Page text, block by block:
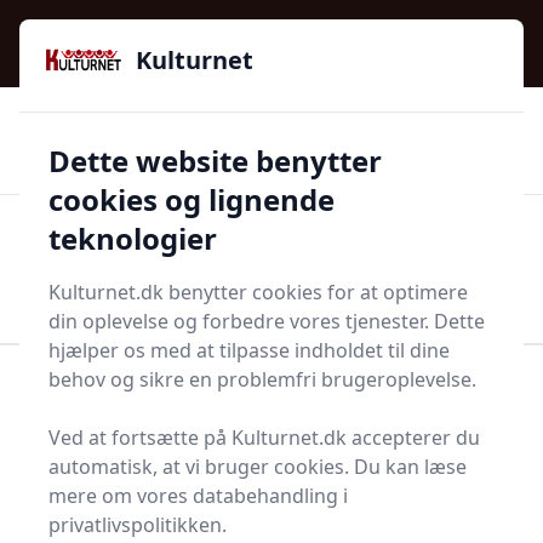
Kulturnet - Alt Det Gode I Livet | Din Kulturguide Siden
2016
97 kategorier 👍Kun godkendte butikker
Start søgning
Bolig og indretning
Fest og festoppyntning
Top 1 bedste ølkølere
Kulturnet
Dette website benytter
cookies og lignende
teknologier
Kulturnet.dk benytter cookies for at optimere
din oplevelse og forbedre vores tjenester. Dette
hjælper os med at tilpasse indholdet til dine
behov og sikre en problemfri brugeroplevelse.
Ved at fortsætte på Kulturnet.dk accepterer du
automatisk, at vi bruger cookies. Du kan læse
mere om vores databehandling i
privatlivspolitikken.